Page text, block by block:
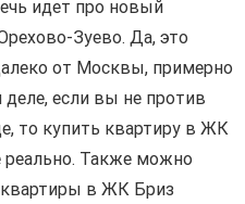
идет про новый
Зуево. Да, это
от Москвы, примерно
если вы не против
то купить квартиру в ЖК
реально. Также можно
квартиры в ЖК Бриз